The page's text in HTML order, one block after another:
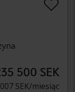
500 SEK
SEK/miesiąc